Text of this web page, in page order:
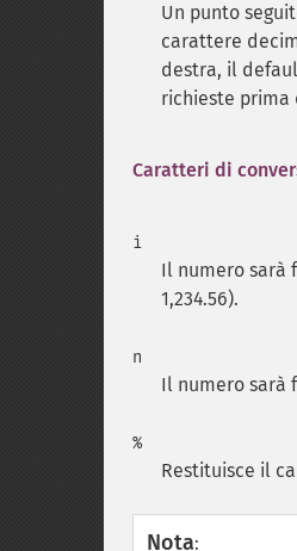
Un punto
carattere
destra, il
richieste prima
Caratteri di
i
Il numero sarà
1,234.56).
n
Il numero sarà
%
Restituisce il
Nota: